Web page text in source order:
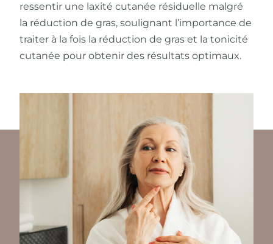
ressentir une laxité cutanée résiduelle malgré
la réduction de gras, soulignant l’importance de
traiter à la fois la réduction de gras et la tonicité
cutanée pour obtenir des résultats optimaux.